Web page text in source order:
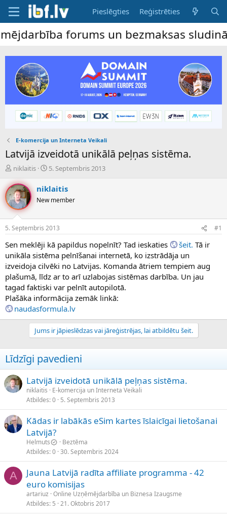
Pieslēgties Reģistrēties
forums un bezmaksas
E-komercija un Interneta Veikali
Latvijā izveidotā unikālā peļņas sistēma.
P
v
e
d
i
n
u
z
s
ā
c
ē
s
niklaitis
S
k
m
a
t
u
m
s
5. Septembris 2013
niklaitis
New member
5. Septembris 2013 #1
Sen meklēji kā papildus nopelnīt? Tad ieskaties šeit. Tā ir
unikāla sistēma pelnīšanai internetā, ko izstrādāja un
izveidoja cilvēki no Latvijas. Komanda ātriem tempiem aug
plašumā, līdz ar to arī uzlabojas sistēmas darbība. Un jau
tagad faktiski var pelnīt autopilotā.
Plašāka informācija zemāk linkā:
naudasformula.lv
Jums ir jāpieslēdzas vai jāreģistrējas, lai atbildētu šeit.
Līdzīgi pavedieni
Latvijā izveidotā unikālā peļņas sistēma.
niklaitis
E-komercija un Interneta Veikali
Atbildes 0 5. Septembris 2013
Kādas ir labākās eSim kartes īslaicīgai lietošanai
Latvijā?
Helmuts
Beztēma
Atbildes 0 30. Septembris 2024
A
Jauna Latvijā radīta affiliate programma - 42
euro komisijas
artariuz Online Uzņēmējdarbība un Biznesa Izaugsme
Atbildes 5 21. Oktobris 2017